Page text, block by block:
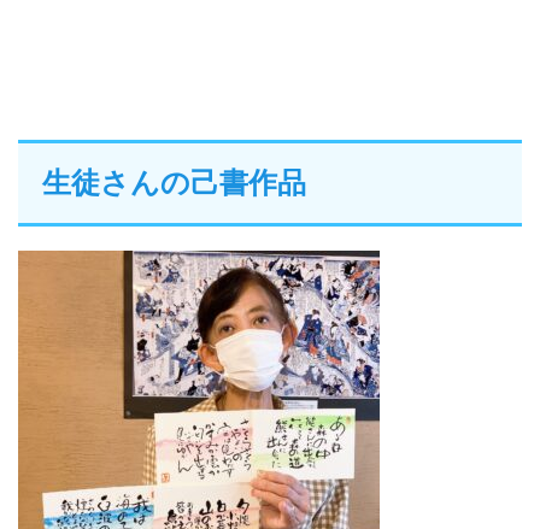
生徒さんの己書作品